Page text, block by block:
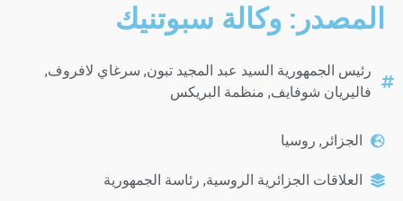
المصدر: وكالة سبوتنيك
رئيس الجمهورية السيد عبد المجيد تبون, سرغاي لافروف,
فاليريان شوفايف, منظمة البريكس
الجزائر , روسيا
العلاقات الجزائرية الروسية, رئاسة الجمهورية